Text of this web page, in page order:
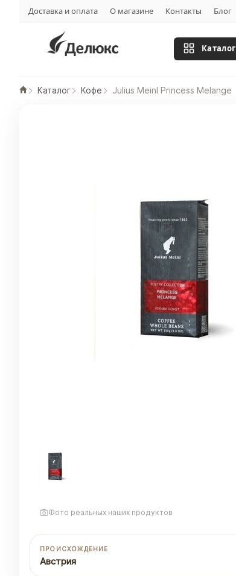
Доставка и оплата О магазине Контакты Блог
Каталог
Каталог Кофе Julius Meinl Princess Melange
Фото реальных наших продуктов
ПРОИСХОЖДЕНИЕ
Австрия